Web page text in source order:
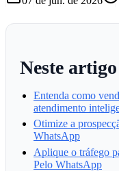
Neste artigo
Entenda como
atendimento
Otimize a
WhatsApp
Aplique o tráfego
Pelo WhatsApp